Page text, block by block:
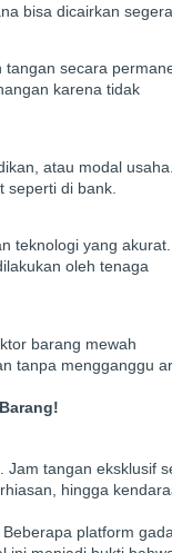
bisa dicairkan segera.
secara
karena tidak
atau modal usaha.
di bank.
teknologi yang akurat.
oleh tenaga
barang mewah
tanpa mengganggu
Jam tangan eksklusif
hingga
platform